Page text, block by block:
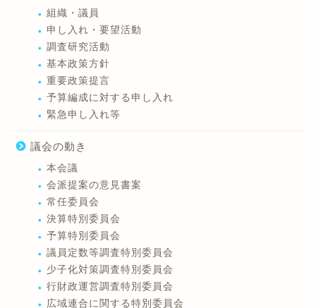
組織・議員
申し入れ・要望活動
調査研究活動
基本政策方針
重要政策提言
予算編成に対する申し入れ
緊急申し入れ等
議会の動き
本会議
会派提案の意見書案
常任委員会
決算特別委員会
予算特別委員会
議員定数等調査特別委員会
少子化対策調査特別委員会
行財政運営調査特別委員会
広域連合に関する特別委員会